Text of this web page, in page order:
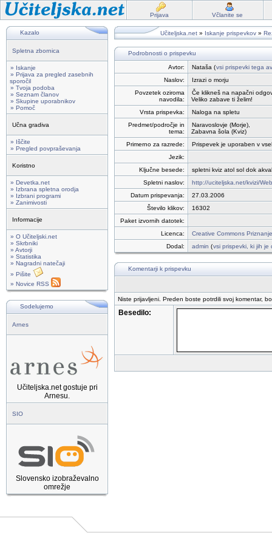
Prijava Včlanite se
Kazalo
Spletna zbornica
» Iskanje
» Prijava za pregled zasebnih
sporočil
» Tvoja podoba
» Seznam članov
» Skupine uporabnikov
» Pomoč
Učna gradiva
» Iščite
» Pregled povpraševanja
Koristno
» Devetka.net
» Izbrana spletna orodja
» Izbrani programi
» Zanimivosti
Informacije
» O Učiteljski.net
» Skrbniki
» Avtorji
» Statistika
» Nagradni natečaji
» Pišite
» Novice RSS
Sodelujemo
Arnes
Učiteljska.net gostuje pri
Arnesu.
SIO
Slovensko izobraževalno
omrežje
Učiteljska.net » Iskanje prispevkov »
Podrobnosti o prispevku
Avtor: Nataša (vsi prispevki tega
Naslov:
Izrazi o morju
Povzetek oziroma
navodila:
Če klikneš na napačni
Veliko zabave ti želim!
Vrsta prispevka:
Naloga na spletu
Predmet/področje in
tema:
Naravoslovje (Morje),
Zabavna šola (Kviz)
Primerno za razrede:
Prispevek je uporaben v
Jezik:
Ključne besede:
spletni kviz atol sol dok
Spletni naslov:
http://uciteljska.net/kvizi/
Datum prispevanja:
27.03.2006
Število klikov:
16302
Paket izvornih datotek:
Licenca:
Creative Commons
Dodal:
admin (vsi prispevki, ki jih
Komentarji k prispevku
Niste prijavljeni. Preden boste potrdili svoj komentar,
Besedilo: